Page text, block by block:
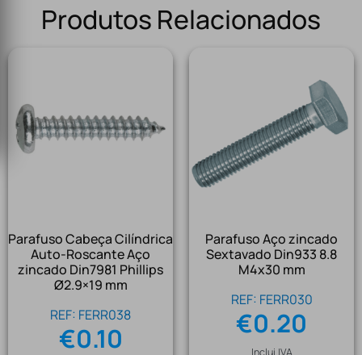
Produtos Relacionados
Parafuso Cabeça Cilíndrica
Auto-Roscante Aço
zincado Din7981 Phillips
Ø2.9×19 mm
REF: FERR038
€0.10
Parafuso Aço zincado
Sextavado Din933 8.8
M4x30 mm
REF: FERR030
€0.20
Inclui IVA